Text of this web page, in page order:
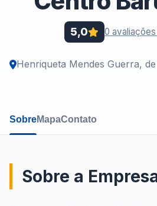
5,0 0
Henriqueta Mendes Guerra,
SobreMapaContato
Sobre a